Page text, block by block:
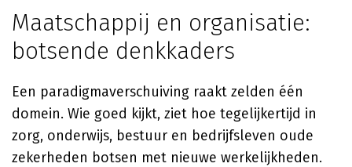
Maatschappij en organisatie:
botsende denkkaders
Een paradigmaverschuiving raakt zelden één
domein. Wie goed kijkt, ziet hoe tegelijkertijd in
zorg, onderwijs, bestuur en bedrijfsleven oude
zekerheden botsen met nieuwe werkelijkheden.